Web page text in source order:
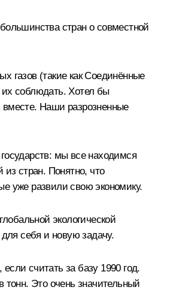
стран о совместной
газов (такие как Соединённые
соблюдать. Хотел бы
вместе. Наши разрозненные
мы все находимся
стран. Понятно, что
уже развили свою экономику.
экологической
себя и новую задачу.
считать за базу 1990 год.
Это очень значительный